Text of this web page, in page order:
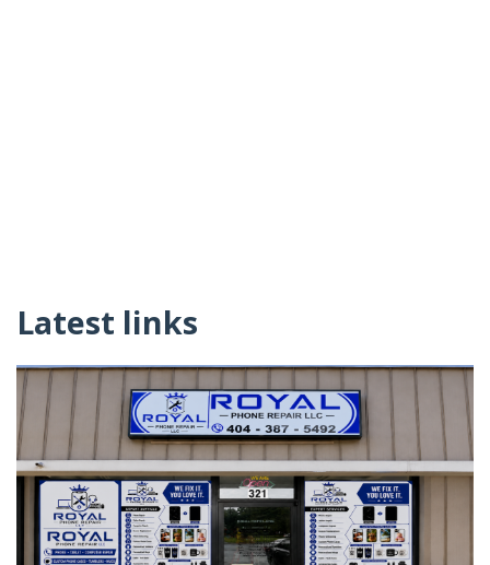
Latest links